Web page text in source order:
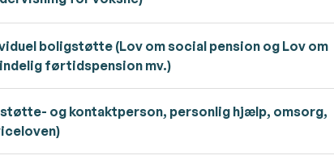
boligstøtte (Lov om social pension og Lov om
førtidspension mv.)
og kontaktperson, personlig hjælp, omsorg,